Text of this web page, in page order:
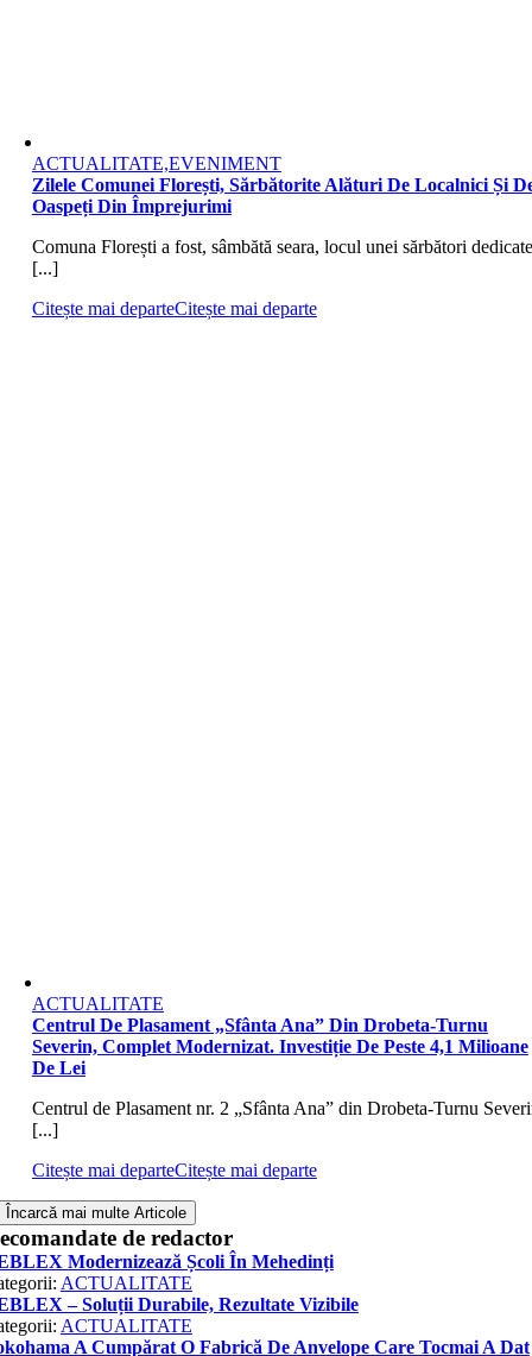
ACTUALITATE,EVENIMENT
Zilele Comunei Florești, Sărbătorite Alături De Localnici Și
Oaspeți Din Împrejurimi
Comuna Florești a fost, sâmbătă seara, locul unei sărbători dedicate
[...]
Citește mai departeCitește mai departe
ACTUALITATE
Centrul De Plasament „Sfânta Ana” Din Drobeta-Turnu
Severin, Complet Modernizat. Investiție De Peste 4,1 Milioane
De Lei
Centrul de Plasament nr. 2 „Sfânta Ana” din Drobeta-Turnu
[...]
Citește mai departeCitește mai departe
Încarcă mai multe Articole
de redactor